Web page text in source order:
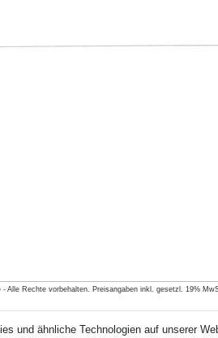
Alle Rechte vorbehalten. Preisangaben inkl. gesetzl. 19%
und ähnliche Technologien auf unserer